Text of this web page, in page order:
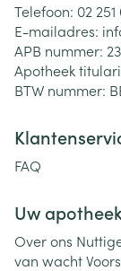
Telefoon: 02
E-mailadres:
APB nummer:
Apotheek
BTW nummer:
FAQ
Uw apotheek
Over ons
van wacht